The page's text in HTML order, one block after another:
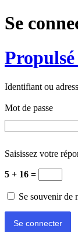
Se
Identifiant ou
Mot de passe
Saisissez votre
5 + 16 =
Se souvenir de